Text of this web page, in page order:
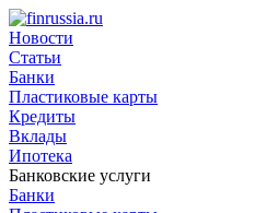
Новости
Статьи
Банки
Пластиковые карты
Кредиты
Вклады
Ипотека
Банковские услуги
Банки